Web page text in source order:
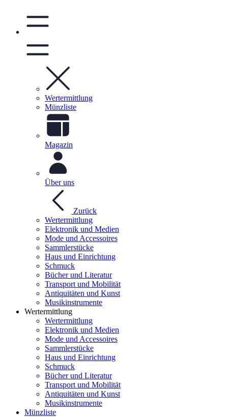
Wertermittlung
Münzliste
Magazin
Über uns
Zurück
Wertermittlung
Elektronik und Medien
Mode und Accessoires
Sammlerstücke
Haus und Einrichtung
Schmuck
Bücher und Literatur
Transport und Mobilität
Antiquitäten und Kunst
Musikinstrumente
Wertermittlung
Wertermittlung
Elektronik und Medien
Mode und Accessoires
Sammlerstücke
Haus und Einrichtung
Schmuck
Bücher und Literatur
Transport und Mobilität
Antiquitäten und Kunst
Musikinstrumente
Münzliste